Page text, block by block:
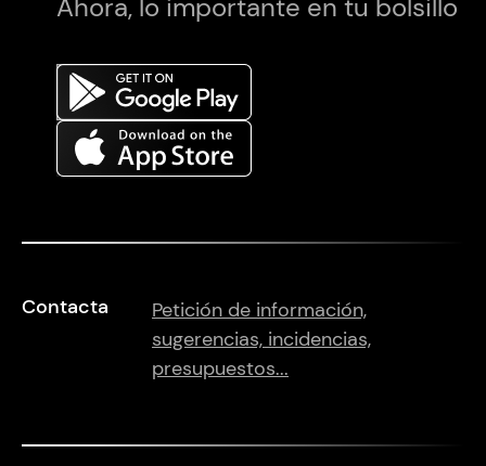
Ahora, lo importante en tu bolsillo
Contacta
Petición de información,
sugerencias, incidencias,
presupuestos...